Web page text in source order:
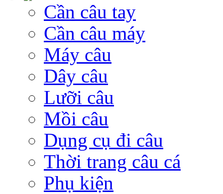
Cần câu tay
Cần câu máy
Máy câu
Dây câu
Lưỡi câu
Mồi câu
Dụng cụ đi câu
Thời trang câu cá
Phụ kiện